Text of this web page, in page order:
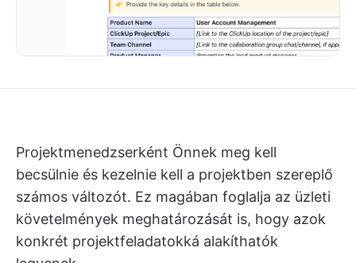
Projektmenedzserként Önnek meg kell
becsülnie és kezelnie kell a projektben szereplő
számos változót. Ez magában foglalja az üzleti
követelmények meghatározását is, hogy azok
konkrét projektfeladatokká alakíthatók